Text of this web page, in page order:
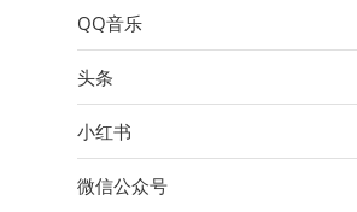
QQ音乐
头条
小红书
微信公众号